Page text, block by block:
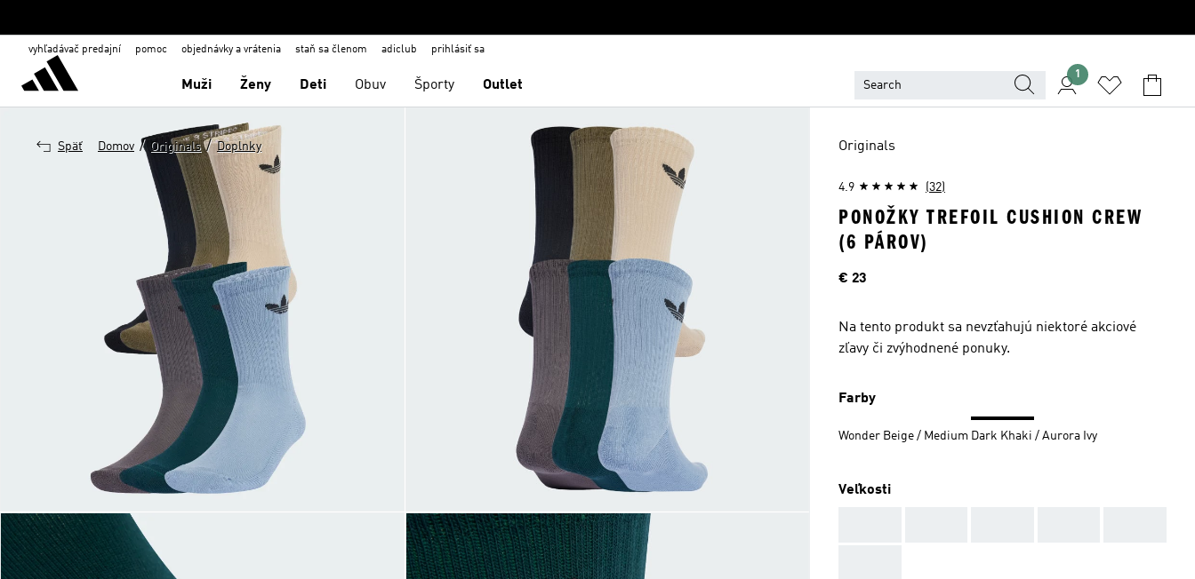
vyhľadávač predajní pomoc objednávky a vrátenia staň sa členom adiclub prihlásiť sa
Muži Ženy Deti Obuv Športy Outlet
1
Späť Domov / Originals / Doplnky Originals
4.9 (32)
PONOŽKY TREFOIL CUSHION CREW
(6 PÁROV)
Cena
€ 23
Na tento produkt sa nevzťahujú niektoré akciové
zľavy či zvýhodnené ponuky.
Farby
Wonder Beige / Medium Dark Khaki / Aurora Ivy
Veľkosti